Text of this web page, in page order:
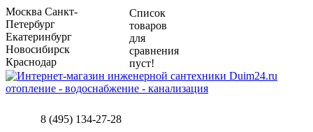
Москва Санкт-
Петербург
Екатеринбург
Новосибирск
Краснодар
Список
товаров
для
сравнения
пуст!
отопление - водоснабжение - канализация
8 (495) 134-27-28